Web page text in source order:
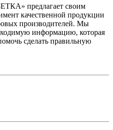
предлагает своим
качественной продукции
производителей. Мы
информацию, которая
сделать правильную